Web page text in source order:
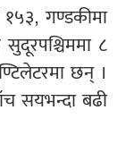
१५३, गण्डकीमा
८
छन् ।
सयभन्दा बढी